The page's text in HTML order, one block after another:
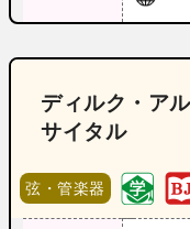
ディルク・ア
サイタル
弦・管楽器